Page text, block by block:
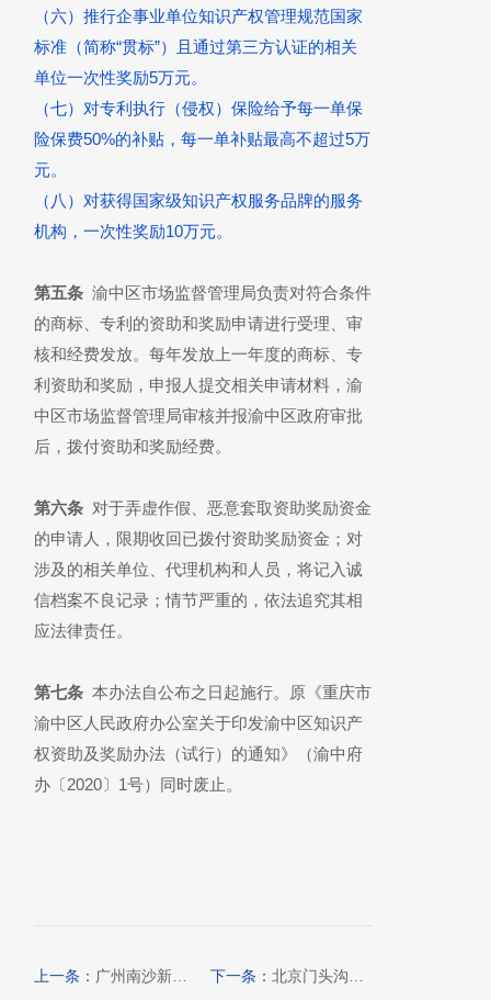
（六）推行企事业单位知识产权管理规范国家
标准（简称“贯标”）且通过第三方认证的相关
单位一次性奖励5万元。
（七）对专利执行（侵权）保险给予每一单保
险保费50%的补贴，每一单补贴最高不超过5万
元。
（八）对获得国家级知识产权服务品牌的服务
机构，一次性奖励10万元。
第五条 渝中区市场监督管理局负责对符合条件
的商标、专利的资助和奖励申请进行受理、审
核和经费发放。每年发放上一年度的商标、专
利资助和奖励，申报人提交相关申请材料，渝
中区市场监督管理局审核并报渝中区政府审批
后，拨付资助和奖励经费。
第六条 对于弄虚作假、恶意套取资助奖励资金
的申请人，限期收回已拨付资助奖励资金；对
涉及的相关单位、代理机构和人员，将记入诚
信档案不良记录；情节严重的，依法追究其相
应法律责任。
第七条 本办法自公布之日起施行。原《重庆市
渝中区人民政府办公室关于印发渝中区知识产
权资助及奖励办法（试行）的通知》（渝中府
办〔2020〕1号）同时废止。
上一条： 广州南沙新区（自贸片区）促进知识产权高质量发展扶持办法（2024年修订版）的通知 下一条： 北京门头沟区知识产权发展促进与品牌提升支持办法预申报工作的通知